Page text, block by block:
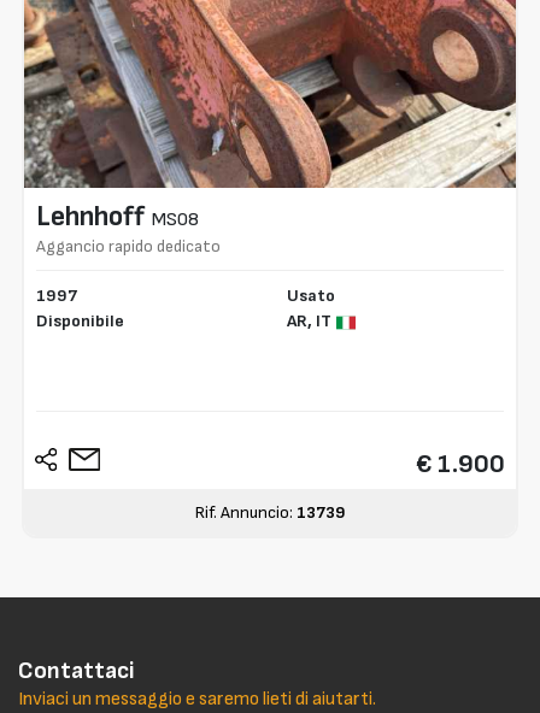
Lehnhoff MS08
Aggancio rapido dedicato
1997
Disponibile
Usato
AR, IT
€ 1.900
Rif. Annuncio: 13739
Contattaci
Inviaci un messaggio e saremo lieti di aiutarti.